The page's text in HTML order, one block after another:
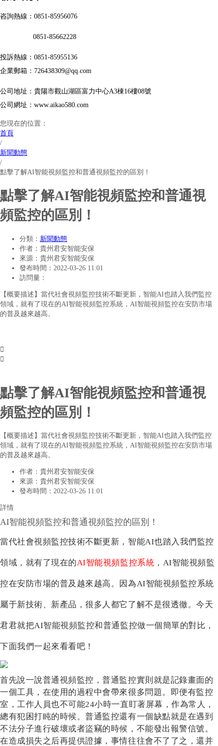
咨詢熱線：0851-85956076
0851-85662228
投訴熱線：0851-85955136
企業郵箱：726438309@qq.com
公司地址：貴陽市觀山湖區富力中心A3棟16樓08號
公司網址：www.aikao580.com
您現在的位置：
首頁
/
新聞動態
/
點擊了解AI智能視頻監控和普通視頻監控的區別！
點擊了解AI智能視頻監控和普通視
頻監控的區別！
分類： 新聞動態
作者： 貴州君安智能安保
來源： 貴州君安智能安保
發布時間： 2022-03-26 11:01
訪問量：
【概要描述】 當代社會視頻監控技術不斷更新，智能AI也踏入我們監控
領域，就有了現在的AI智能視頻監控系統，AI智能視頻監控在安防市場
的普及越來越高。


點擊了解AI智能視頻監控和普通視
頻監控的區別！
【概要描述】 當代社會視頻監控技術不斷更新，智能AI也踏入我們監控
領域，就有了現在的AI智能視頻監控系統，AI智能視頻監控在安防市場
的普及越來越高。
作者： 貴州君安智能安保
來源： 貴州君安智能安保
發布時間： 2022-03-26 11:01
詳情
AI智能視頻監控和普通視頻監控的區別！
當代社會視頻監控技術不斷更新， 智能AI也踏入我們監控
領域，就有了現在的AI智能視頻監控系統 ， AI智能視頻監
控在安防市場的普及 越來越高。因為AI智能視頻監控系統
屬于新技術、新產品，很多人都它了解不是很透徹 。今天
君君就把AI智能視頻監控和普通監控做一個簡單的對比，
下面我們一起來看看吧！
首先說一說普通視頻監控，普通監控實則就是記錄畫面的
一個工具，在使用的過程中會帶來很多問題。即便有監控
室，工作人員也不可能24小時一直盯著屏幕，作為常人，
總有犯困打盹的時候。普通監控還有一個缺點就是在遇到
不法分子進行破壞或者盜竊的時候，不能發出報警信號。
在造成損失之后再提供證據，事情往往會不了了之 ，還并